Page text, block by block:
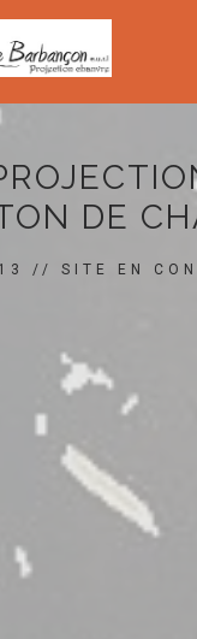
DE
// SITE EN